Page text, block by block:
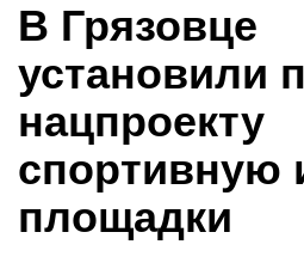
В Грязовце
установили
нацпроекту
спортивную
площадки